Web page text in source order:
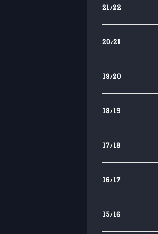
21/22
20/21
19/20
18/19
17/18
16/17
15/16